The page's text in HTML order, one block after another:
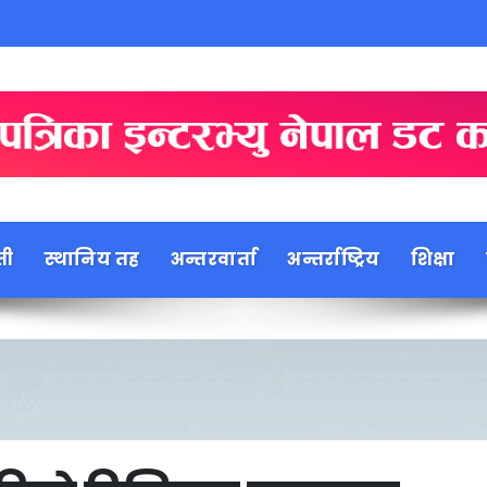
स्थानिय तह अन्तरवार्ता अन्तर्राष्ट्रिय शिक्षा